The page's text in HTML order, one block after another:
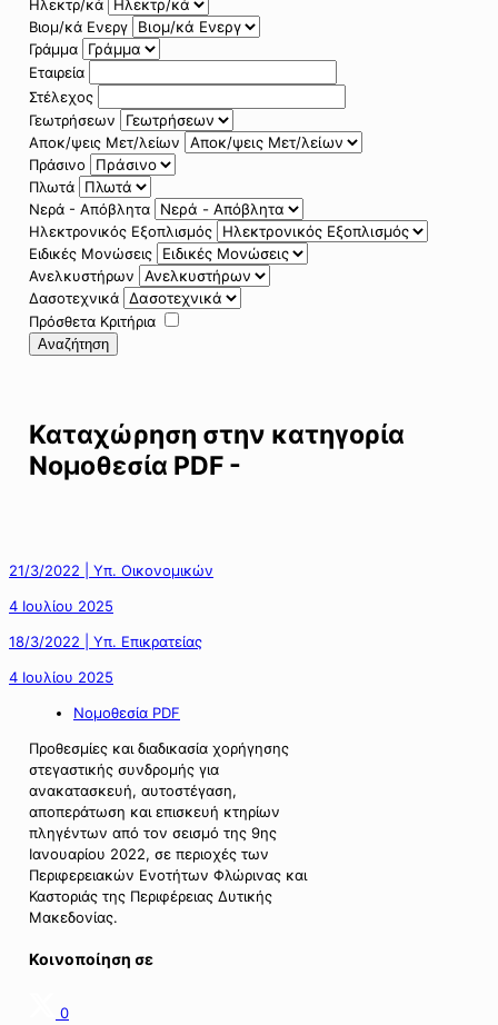
Ηλεκτρ/κά
Βιομ/κά Ενεργ
Γράμμα
Εταιρεία
Στέλεχος
Γεωτρήσεων
Αποκ/ψεις Μετ/λείων
Πράσινο
Πλωτά
Νερά - Απόβλητα
Ηλεκτρονικός Εξοπλισμός
Ειδικές Μονώσεις
Ανελκυστήρων
Δασοτεχνικά
Πρόσθετα Κριτήρια
Αναζήτηση
Καταχώρηση στην κατηγορία
Νομοθεσία PDF -
21/3/2022 | Υπ. Οικονομικών
4 Ιουλίου 2025
18/3/2022 | Υπ. Επικρατείας
4 Ιουλίου 2025
Νομοθεσία PDF
Προθεσμίες και διαδικασία χορήγησης
στεγαστικής συνδρομής για
ανακατασκευή, αυτοστέγαση,
αποπεράτωση και επισκευή κτηρίων
πληγέντων από τον σεισμό της 9ης
Ιανουαρίου 2022, σε περιοχές των
Περιφερειακών Ενοτήτων Φλώρινας και
Καστοριάς της Περιφέρειας Δυτικής
Μακεδονίας.
Κοινοποίηση σε
0